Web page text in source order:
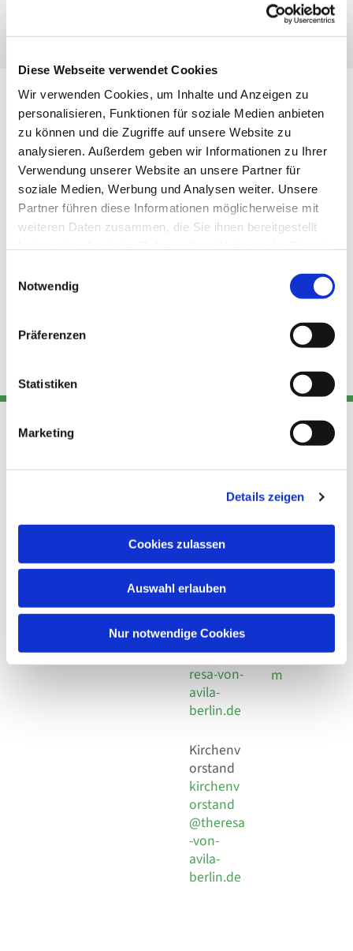
Diese Webseite verwendet Cookies
Wir verwenden Cookies, um Inhalte und Anzeigen zu
personalisieren, Funktionen für soziale Medien anbieten
zu können und die Zugriffe auf unsere Website zu
analysieren. Außerdem geben wir Informationen zu Ihrer
Verwendung unserer Website an unsere Partner für
soziale Medien, Werbung und Analysen weiter. Unsere
Partner führen diese Informationen möglicherweise mit
weiteren Daten zusammen, die Sie ihnen bereitgestellt
Notwendig
Präferenzen
Statistiken
Marketing
Details zeigen
Cookies zulassen
Auswahl erlauben
Nur notwendige Cookies
Adresse
Kirchengemeinde Pfarrei
Hl. Theresa von Avila Berlin
Leitender Pfarrer - Norbert
Behaimstr. 39
Kont
Telefon
+49 30
924 64 28
Fax +49
30 924 54
18
E-Mail
info@the
resa-von-
avila-
berlin.de
Kirchenv
orstand
kirchenv
orstand
@theresa
-von-
avila-
berlin.de
Links
Datensch
utz
Social
Impressu
m